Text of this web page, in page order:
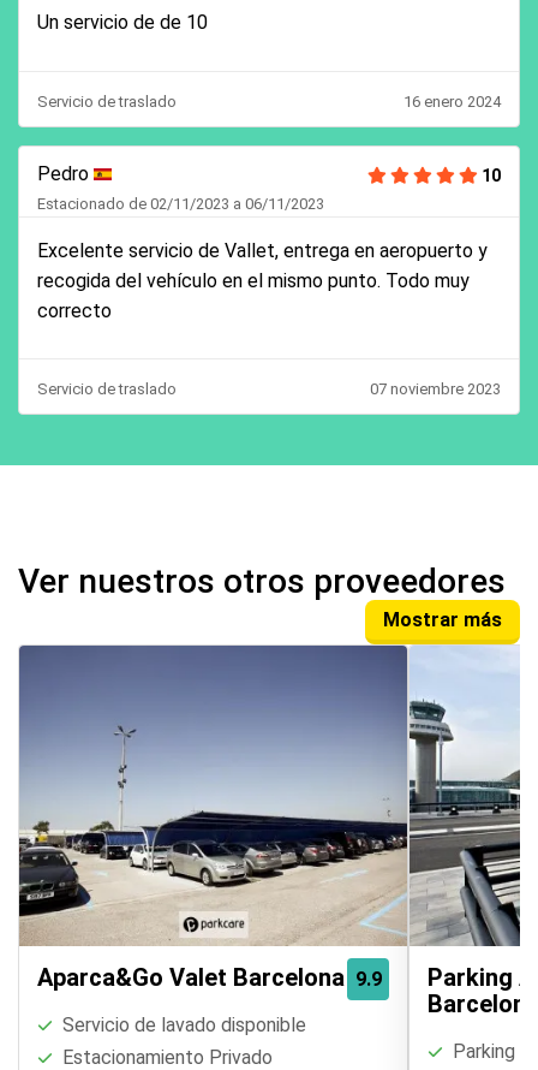
Un servicio de de 10
Servicio de traslado 16 enero 2024
Pedro 10
Estacionado de 02/11/2023 a 06/11/2023
Excelente servicio de Vallet, entrega en aeropuerto y
recogida del vehículo en el mismo punto. Todo muy
correcto
Servicio de traslado 07 noviembre 2023
Ver nuestros otros proveedores
Mostrar más
9.9
Aparca&Go Valet Barcelona
Servicio de lavado disponible
Estacionamiento Privado
Parking
Parking